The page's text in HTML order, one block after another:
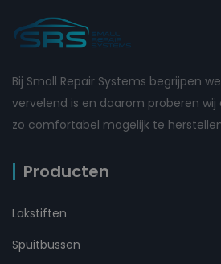
Bij Small Repair Systems begrijpen
vervelend is en daarom proberen
zo comfortabel mogelijk te
Producten
Lakstiften
Spuitbussen